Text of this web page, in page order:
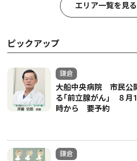
エリア一覧を見る
ピックアップ
鎌倉
大船中央病院 市民公
る｢前立腺がん｣ ８月
時から 要予約
鎌倉